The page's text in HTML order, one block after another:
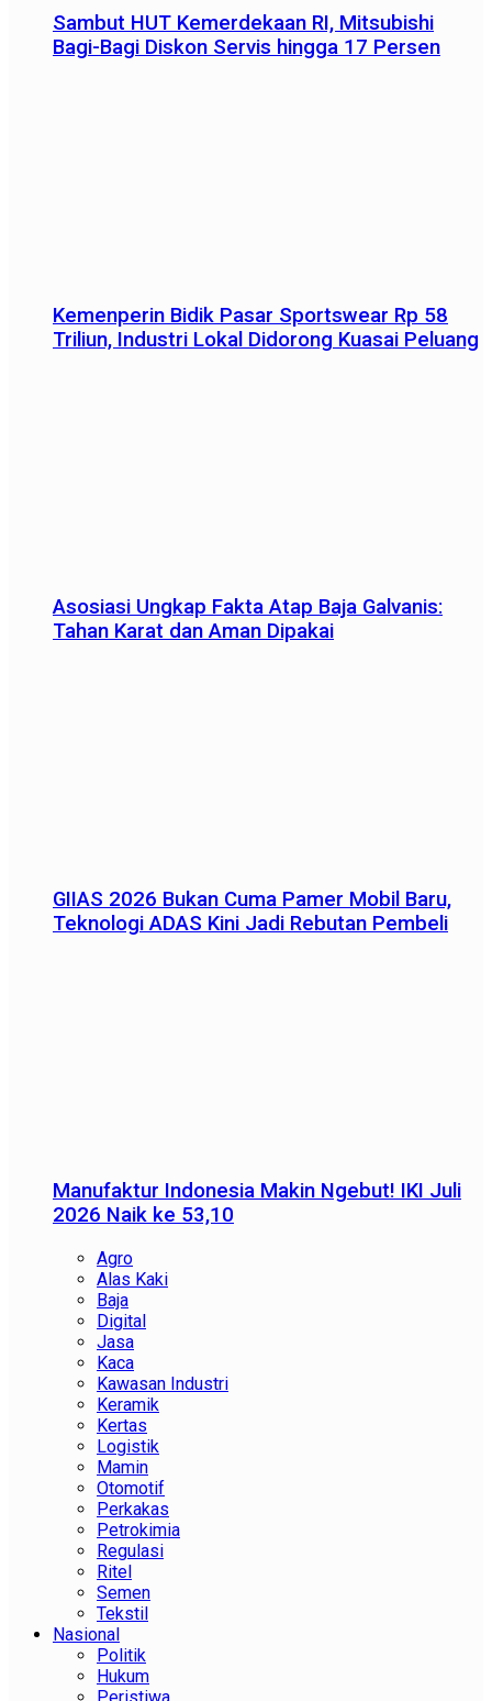
Sambut HUT Kemerdekaan RI, Mitsubishi
Bagi-Bagi Diskon Servis hingga 17 Persen
Kemenperin Bidik Pasar Sportswear Rp 58
Triliun, Industri Lokal Didorong Kuasai Peluang
Asosiasi Ungkap Fakta Atap Baja Galvanis:
Tahan Karat dan Aman Dipakai
GIIAS 2026 Bukan Cuma Pamer Mobil Baru,
Teknologi ADAS Kini Jadi Rebutan Pembeli
Manufaktur Indonesia Makin Ngebut! IKI Juli
2026 Naik ke 53,10
Agro
Alas Kaki
Baja
Digital
Jasa
Kaca
Kawasan Industri
Keramik
Kertas
Logistik
Mamin
Otomotif
Perkakas
Petrokimia
Regulasi
Ritel
Semen
Tekstil
Nasional
Politik
Hukum